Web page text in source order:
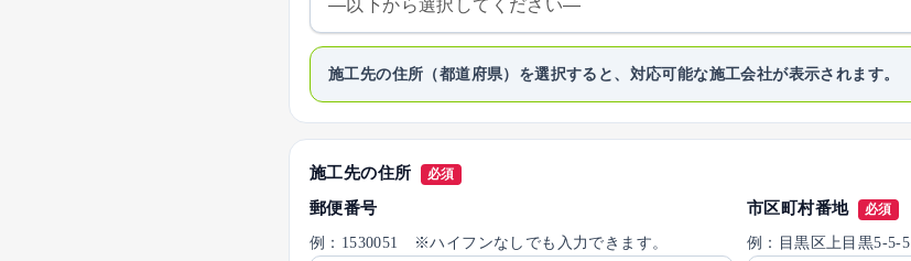
施工先の住所（都道府県）を選択すると、対応可能な施工会社が表示されます。
施工先の住所 必須
郵便番号
例：1530051 ※ハイフンなしでも入力できます。
市区町村番地 必須
例：目黒区上目黒5-5-5